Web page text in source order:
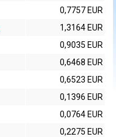
0,7757 EUR
1,3164 EUR
0,9035 EUR
0,6468 EUR
0,6523 EUR
0,1396 EUR
0,0764 EUR
0,2275 EUR